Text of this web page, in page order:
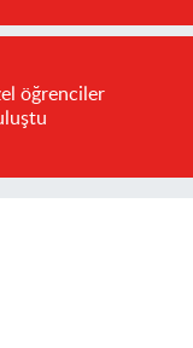
öğrenciler